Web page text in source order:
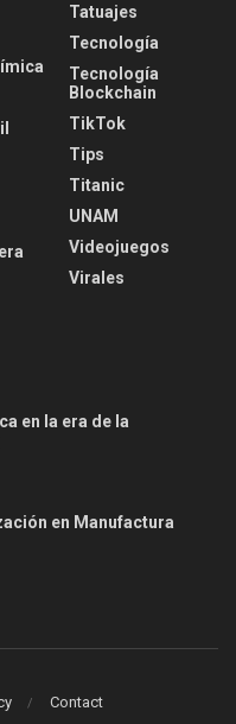
Tatuajes
Tecnología
Tecnología
Blockchain
TikTok
Tips
Titanic
UNAM
Videojuegos
Virales
en la era de la
en Manufactura
Contact